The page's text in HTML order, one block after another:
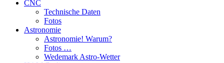
CNC
Technische Daten
Fotos
Astronomie
Astronomie! Warum?
Fotos …
Wedemark Astro-Wetter